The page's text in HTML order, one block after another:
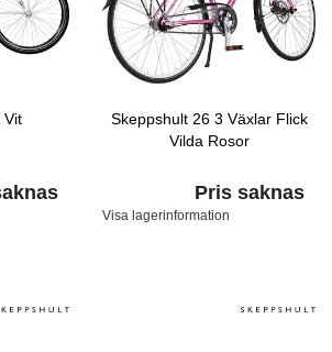
Vit
Skeppshult 26 3 Växlar Flick
Vilda Rosor
Pris saknas
Visa lagerinformation